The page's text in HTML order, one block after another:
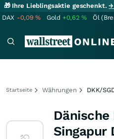
🎁 Ihre Lieblingsaktie geschenkt.
DAX -0,09% Gold +0,62% Öl
Startseite Währungen DKK/
Singapur